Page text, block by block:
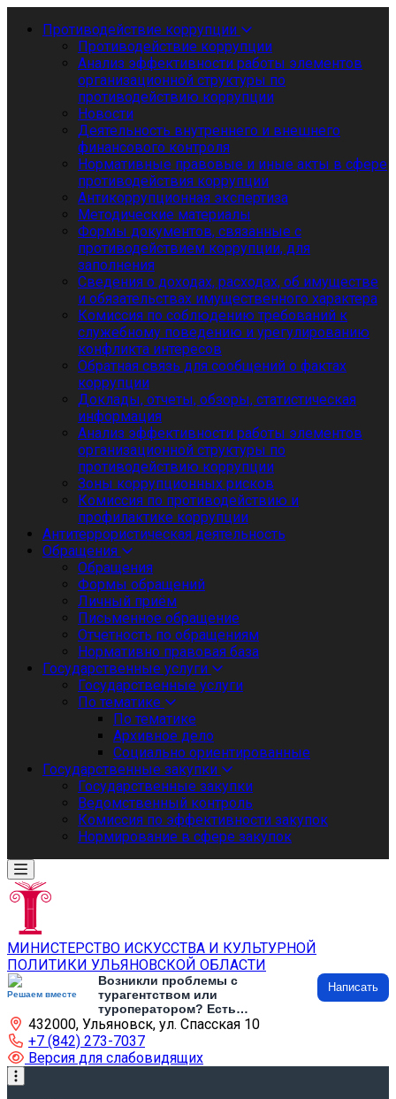
Противодействие коррупции
Противодействие коррупции
Анализ эффективности работы элементов
организационной структуры по
противодействию коррупции
Новости
Деятельность внутреннего и внешнего
финансового контроля
Нормативные правовые и иные акты в сфере
противодействия коррупции
Антикоррупционная экспертиза
Методические материалы
Формы документов, связанные с
противодействием коррупции, для
заполнения
Сведения о доходах, расходах, об имуществе
и обязательствах имущественного характера
Комиссия по соблюдению требований к
служебному поведению и урегулированию
конфликта интересов
Обратная связь для сообщений о фактах
коррупции
Доклады, отчеты, обзоры, статистическая
информация
Анализ эффективности работы элементов
организационной структуры по
противодействию коррупции
Зоны коррупционных рисков
Комиссия по противодействию и
профилактике коррупции
Антитеррористическая деятельность
Обращения
Обращения
Формы обращений
Личный приём
Письменное обращение
Отчетность по обращениям
Нормативно правовая база
Государственные услуги
Государственные услуги
По тематике
По тематике
Архивное дело
Социально ориентированные
Государственные закупки
Государственные закупки
Ведомственный контроль
Комиссия по эффективности закупок
Нормирование в сфере закупок
МИНИСТЕРСТВО ИСКУССТВА И КУЛЬТУРНОЙ
ПОЛИТИКИ УЛЬЯНОВСКОЙ ОБЛАСТИ
Решаем вместе
Возникли проблемы с
турагентством или
туроператором? Есть
предложения по развитию
туризма и туристической
инфраструктуры? Напишите об
этом
Написать
432000, Ульяновск, ул. Спасская 10
+7 (842) 273-7037
Версия для слабовидящих